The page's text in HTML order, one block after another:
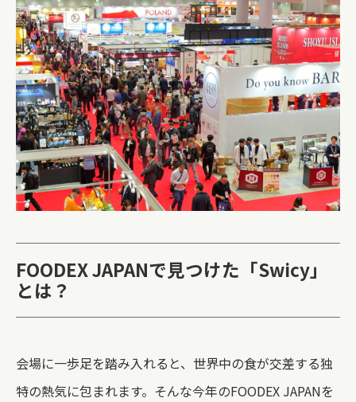
FOODEX JAPANで見つけた「Swicy」
とは？
会場に一歩足を踏み入れると、世界中の食が交差する独
特の熱気に包まれます。そんな今年のFOODEX JAPANを